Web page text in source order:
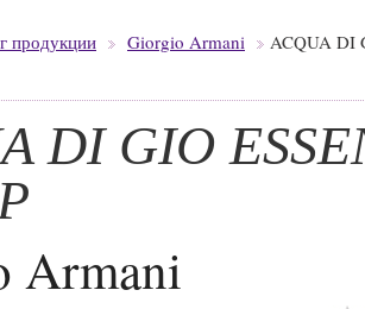
продукции Giorgio Armani
ACQUA
DI GIO
Armani